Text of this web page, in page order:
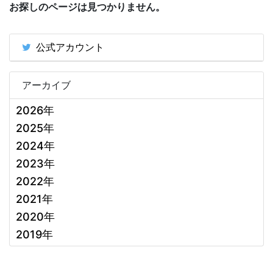
お探しのページは見つかりません。
公式アカウント
アーカイブ
2026年
2025年
2024年
2023年
2022年
2021年
2020年
2019年